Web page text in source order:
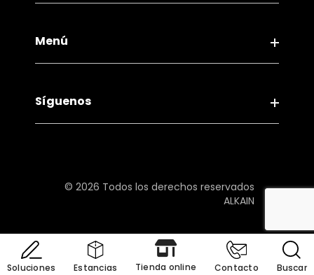
Política de Compliance
Canal ético
Plan de recuperación, transformación y
Abrir ajustes de cookies
Menú
Servicios
Síguenos
© 2026 Todos los derechos reservados
ALKAIN
Soluciones Estancias Tienda online Contacto Buscar